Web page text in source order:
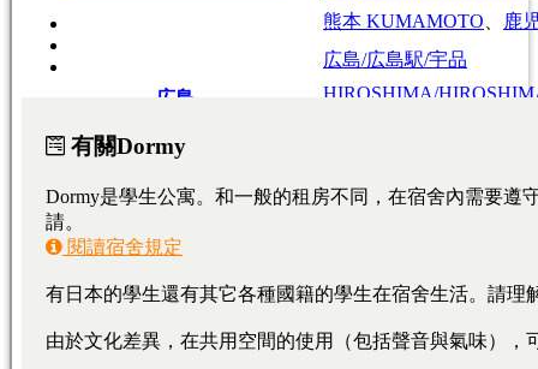
熊本 KUMAMOTO 鹿
広島
広島/広島駅/宇品
HIROSHIMA/
大學・短期大學 專門學校 日本語學校
東京料理大学（神楽板キャンパス）
東京/神奈川/埼玉
東京/神奈川/埼玉
東京料理大学（神楽板キャンパス）
東京/神奈川/埼玉